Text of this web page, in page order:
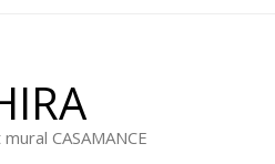
Blanc
CASAMANCE